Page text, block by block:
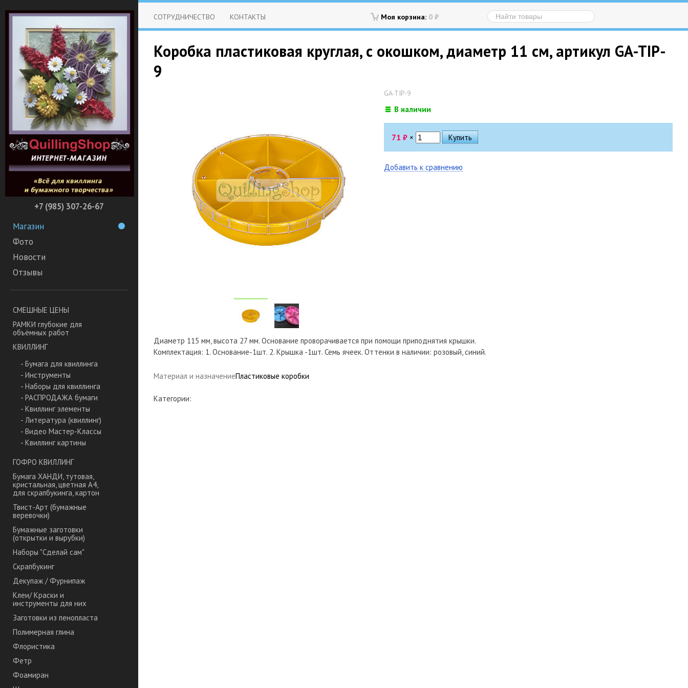
+7 (985) 307-26-67
Магазин
Фото
Новости
Отзывы
СМЕШНЫЕ ЦЕНЫ
РАМКИ глубокие для
объёмных работ
КВИЛЛИНГ
- Бумага для квиллинга
- Инструменты
- Наборы для квиллинга
- РАСПРОДАЖА бумаги
- Квиллинг элементы
- Литература (квиллинг)
- Видео Мастер-Классы
- Квиллинг картины
ГОФРО КВИЛЛИНГ
Бумага ХАНДИ, тутовая,
кристальная, цветная А4,
для скрапбукинга, картон
Твист-Арт (бумажные
веревочки)
Бумажные заготовки
(открытки и вырубки)
Наборы "Сделай сам"
Скрапбукинг
Декупаж / Фурнипаж
Клеи/ Краски и
инструменты для них
Заготовки из пенопласта
Полимерная глина
Флористика
Фетр
Фоамиран
Моя корзина: 0 ₽
СОТРУДНИЧЕСТВО КОНТАКТЫ
Коробка пластиковая круглая, с окошком, диаметр 11 см, артикул GA-TIP-
9
GA-TIP-9
В наличии
71 ₽ ×
Добавить к сравнению
Диаметр 115 мм, высота 27 мм. Основание проворачивается при помощи приподнятия крышки.
Комплектация: 1. Основание-1шт. 2. Крышка -1шт. Семь ячеек. Оттенки в наличии: розовый, синий.
Материал и назначениеПластиковые коробки
Категории: